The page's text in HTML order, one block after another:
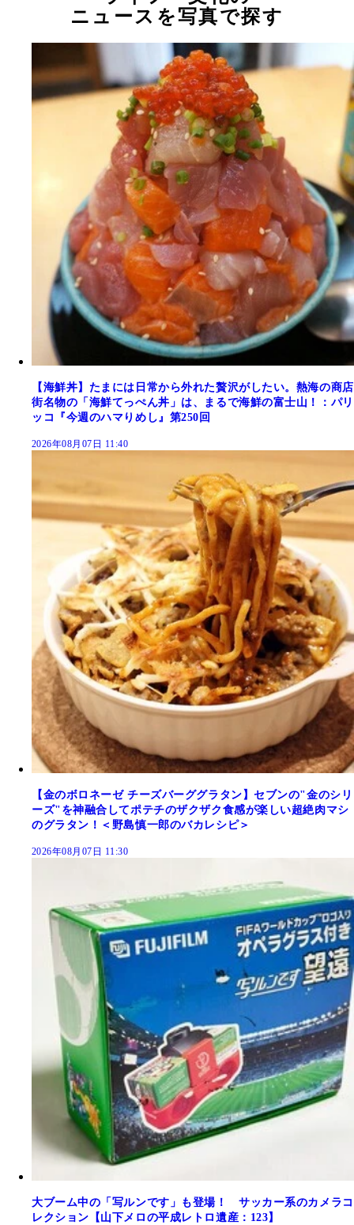
ニュースを写真で探す
【海鮮丼】たまには日常から外れた贅沢がしたい。熱海の商店
街名物の「海鮮てっぺん丼」は、まるで海鮮の富士山！：パリ
ッコ『今週のハマりめし』第250回
2026年08月07日 11:40
【金のボロネーゼ チーズバーググラタン】セブンの"金のシリ
ーズ"を神融合してポテチのザクザク食感が楽しい超絶肉マシ
のグラタン！＜野島慎一郎のバカレシピ＞
2026年08月07日 11:30
大ブーム中の「写ルンです」も登場！ サッカー系のカメラコ
レクション【山下メロの平成レトロ遺産：123】